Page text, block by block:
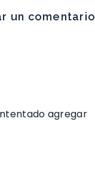
un comentario
agregar